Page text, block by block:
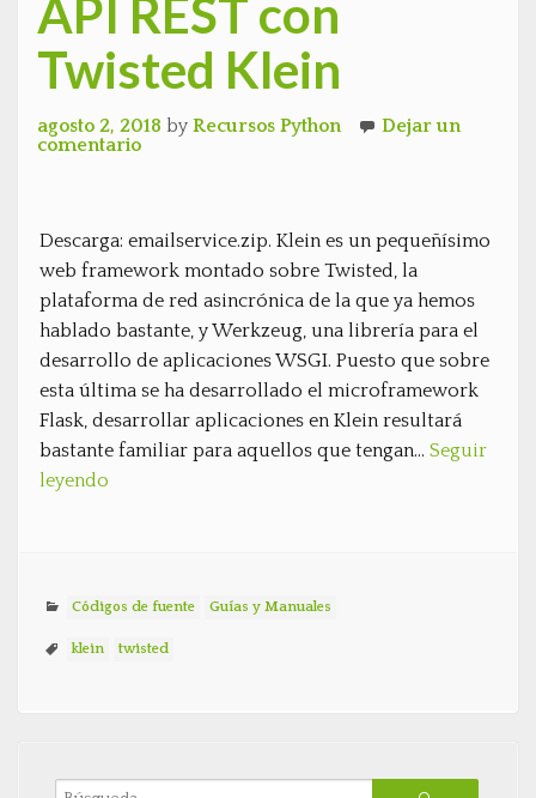
API REST con
Twisted Klein
agosto 2, 2018 by Recursos Python
Dejar un
comentario
Descarga: emailservice.zip. Klein es un pequeñísimo
web framework montado sobre Twisted, la
plataforma de red asincrónica de la que ya hemos
hablado bastante, y Werkzeug, una librería para el
desarrollo de aplicaciones WSGI. Puesto que sobre
esta última se ha desarrollado el microframework
Flask, desarrollar aplicaciones en Klein resultará
bastante familiar para aquellos que tengan… Seguir
leyendo
Códigos de fuente Guías y Manuales
klein twisted